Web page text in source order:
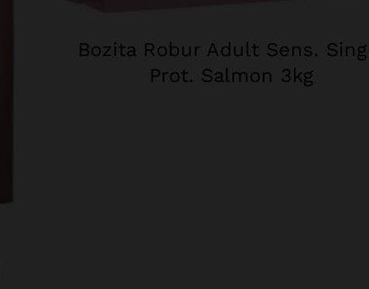
Bozita Robur Adult Sens.
Prot. Salmon 3kg